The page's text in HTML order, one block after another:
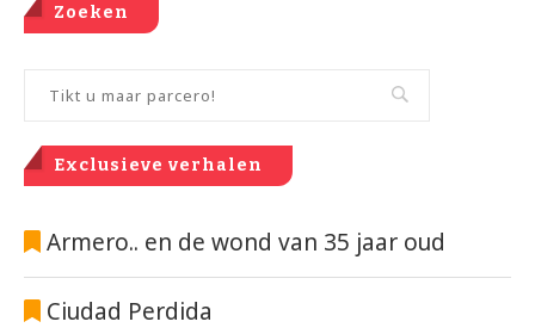
Zoeken
Exclusieve verhalen
Armero.. en de wond van 35 jaar oud
Ciudad Perdida